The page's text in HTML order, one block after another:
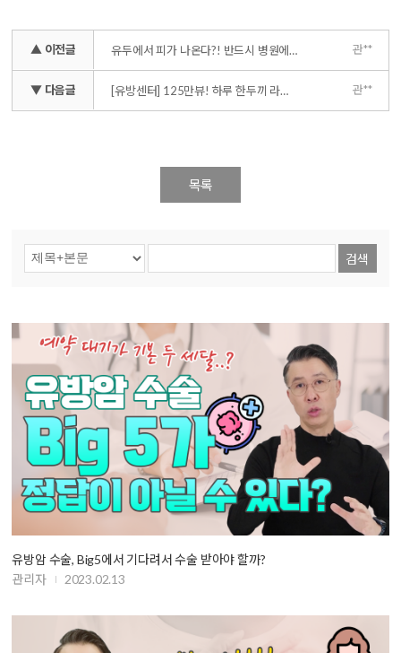
▲ 이전글 유두에서 피가 나온다?! 반드시 병원에 방문해야 합니다 (유방암 검사의 필요성) 관**
▼ 다음글 [유방센터] 125만뷰! 하루 한두끼 라면이나 빵 안됩니다!!!_해명영상ㅠ 관**
목록
검색
유방암 수술, Big5에서 기다려서 수술 받아야 할까?
관리자
2023.02.13